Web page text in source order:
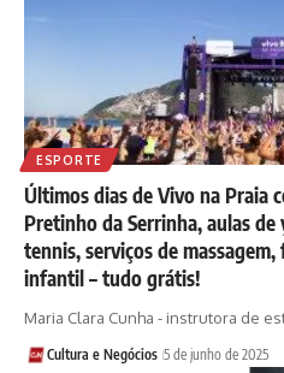
ESPORTE
Últimos dias de Vivo na Praia
Pretinho da Serrinha, aulas
tennis, serviços de
infantil – tudo grátis!
Maria Clara Cunha - instrutora de
Cultura e Negócios 5 de junho de 2025